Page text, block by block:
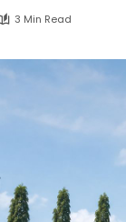
3 Min Read